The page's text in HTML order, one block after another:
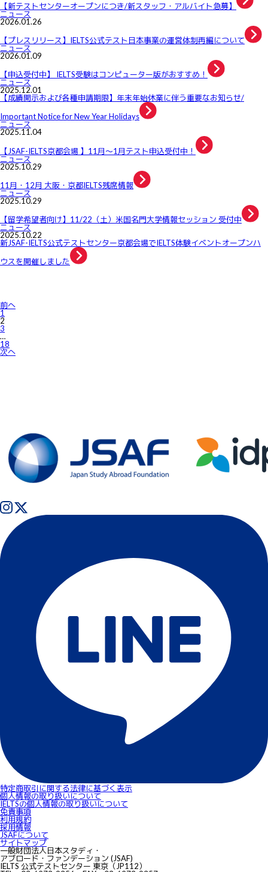
【新テストセンターオープンにつき/新スタッフ・アルバイト急募】
ニュース
2026.01.26
【プレスリリース】IELTS公式テスト日本事業の運営体制再編について
ニュース
2026.01.09
【申込受付中】 IELTS受験はコンピューター版がおすすめ！
ニュース
2025.12.01
【成績開示および各種申請期限】年末年始休業に伴う重要なお知らせ/
Important Notice for New Year Holidays
ニュース
2025.11.04
【JSAF-IELTS京都会場 】11月～1月テスト申込受付中！
ニュース
2025.10.29
11月・12月 大阪・京都IELTS残席情報
ニュース
2025.10.29
【留学希望者向け】11/22（土）米国名門大学情報セッション 受付中
ニュース
2025.10.22
新JSAF-IELTS公式テストセンター京都会場でIELTS体験イベントオープンハ
ウスを開催しました
投
稿
の
ペ
ー
ジ
送
り
前へ
1
2
3
…
18
次へ
特定商取引に関する法律に基づく表示
個人情報の取り扱いについて
IELTSの個⼈情報の取り扱いについて
免責事項
利用規約
採用情報
JSAFについて
サイトマップ
一般財団法人日本スタディ・
アブロード・ファンデーション (JSAF)
IELTS 公式テストセンター 東京（JP112）